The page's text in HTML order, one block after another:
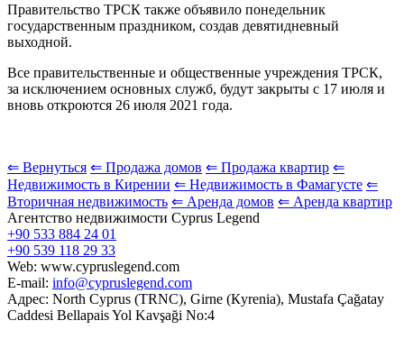
Правительство ТРСК также объявило понедельник
государственным праздником, создав девятидневный
выходной.
Все правительственные и общественные учреждения ТРСК,
за исключением основных служб, будут закрыты с 17 июля и
вновь откроются 26 июля 2021 года.
⇐ Вернуться ⇐ Продажа домов ⇐ Продажа квартир ⇐
Недвижимость в Кирении ⇐ Недвижимость в Фамагусте ⇐
Вторичная недвижимость ⇐ Аренда домов ⇐ Аренда квартир
Агентство недвижимости Cyprus Legend
+90 533 884 24 01
+90 539 118 29 33
Web: www.cypruslegend.com
E-mail: info@cypruslegend.com
Адрес: North Cyprus (ТRNC), Girne (Кyrenia), Mustafa Çağatay
Caddesi Bellapais Yol Kavşaği No:4